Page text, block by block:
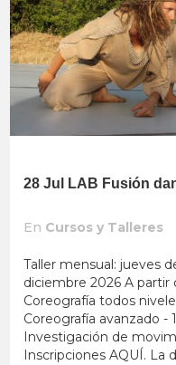
28 Jul LAB Fusión
En Cursos y Talleres
Taller mensual: jueves
diciembre 2026 A partir
Coreografía todos
Coreografía avanzado -
Investigación de
Inscripciones AQUÍ. La